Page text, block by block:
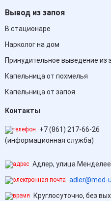
Вывод из запоя
В стационаре
Нарколог на дом
Принудительное выведение из
Капельница от похмелья
Капельница от запоя
Контакты
+7 (861) 217-66-26
(информационная служба)
Адлер, улица
adler@med-
Круглосуточно, без